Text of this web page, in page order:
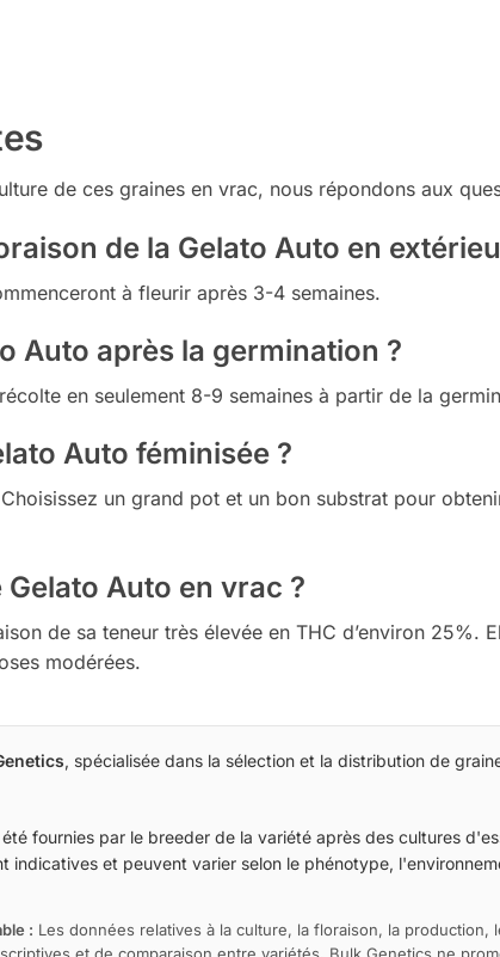
de ces graines en vrac, nous répondons aux
de la Gelato Auto en
à fleurir après 3-4 semaines.
Auto après la germination ?
en seulement 8-9 semaines à partir de la
Auto féminisée ?
un grand pot et un bon substrat pour
Auto en vrac ?
de sa teneur très élevée en THC d’environ 25%.
modérées.
, spécialisée dans la sélection et la distribution de
fournies par le breeder de la variété après des cultures
indicatives et peuvent varier selon le phénotype,
: Les données relatives à la culture, la floraison, la